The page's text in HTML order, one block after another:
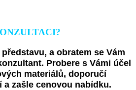
představu, a obratem se Vám
Probere s Vámi účel
materiálů, doporučí
a zašle cenovou nabídku.